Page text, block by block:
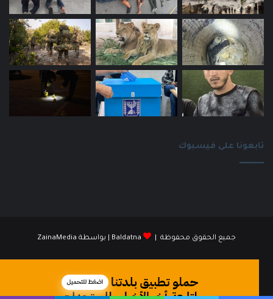
تابعونا على فيسبوك
جميع الحقوق محفوظة | Baldatna | بواسطة ZainaMedia